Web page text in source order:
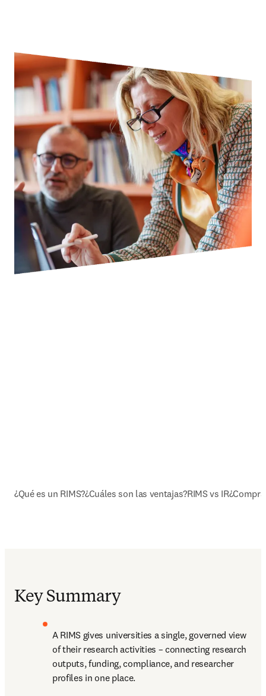
¿Qué es un RIMS?¿Cuáles son las ventajas?RIMS vs IR
Key Summary
A RIMS gives universities a single, governed view
of their research activities – connecting research
outputs, funding, compliance, and researcher
profiles in one place.